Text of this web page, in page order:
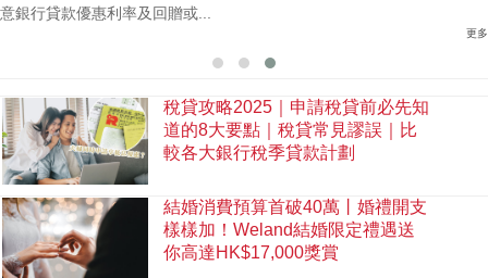
意銀行貸款優惠利率及回贈或...
更多
稅貸攻略2025｜申請稅貸前必先知
道的8大要點｜稅貸常見謬誤｜比
較各大銀行稅季貸款計劃
結婚消費預算首破40萬丨婚禮開支
樣樣加！Weland結婚限定禮遇送
你高達HK$17,000獎賞